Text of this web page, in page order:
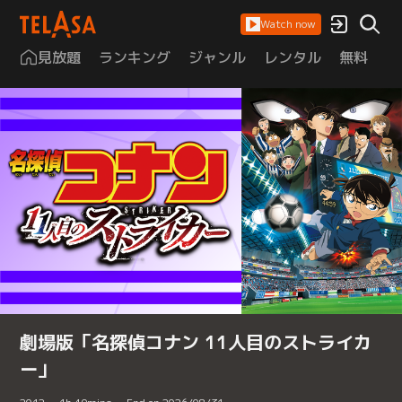
Watch now
見放題 ランキング ジャンル レンタル 無料
劇場版「名探偵コナン 11人目のストライカ
ー」